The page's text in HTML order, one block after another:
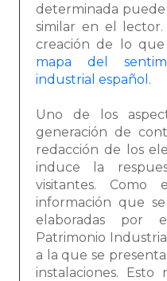
determinada
similar en el
creación de lo que
mapa del
industrial español .
Uno de los
generación de
redacción de los
induce la
visitantes. Como
información que
elaboradas por
Patrimonio
a la que se
instalaciones.